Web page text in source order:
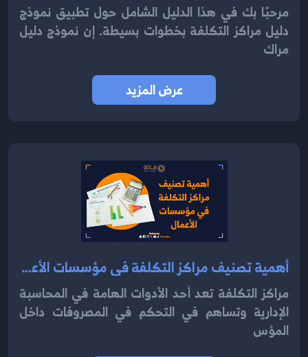
مرحبًا بك في هذا الدليل الشامل حول تطبيق نموذج
دليل مراكز التكلفة بخطوات بسيطة. إن نموذج دليل
مراك
عرض المزيد
أهمية تصنيف مراكز التكلفة في مؤسسات الأعمال 2024
مراكز التكلفة تعد أحد الأدوات الهامة في المحاسبة
الإدارية وتساهم في التحكم في المصروفات داخل
المؤس